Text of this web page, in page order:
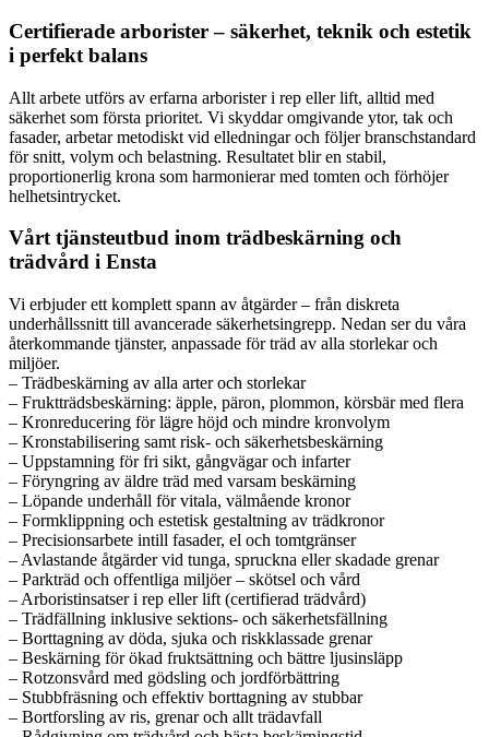
Certifierade arborister – säkerhet, teknik och estetik
i perfekt balans
Allt arbete utförs av erfarna arborister i rep eller lift, alltid med
säkerhet som första prioritet. Vi skyddar omgivande ytor, tak och
fasader, arbetar metodiskt vid elledningar och följer branschstandard
för snitt, volym och belastning. Resultatet blir en stabil,
proportionerlig krona som harmonierar med tomten och förhöjer
helhetsintrycket.
Vårt tjänsteutbud inom trädbeskärning och
trädvård i Ensta
Vi erbjuder ett komplett spann av åtgärder – från diskreta
underhållssnitt till avancerade säkerhetsingrepp. Nedan ser du våra
återkommande tjänster, anpassade för träd av alla storlekar och
miljöer.
– Trädbeskärning av alla arter och storlekar
– Fruktträdsbeskärning: äpple, päron, plommon, körsbär med flera
– Kronreducering för lägre höjd och mindre kronvolym
– Kronstabilisering samt risk- och säkerhetsbeskärning
– Uppstamning för fri sikt, gångvägar och infarter
– Föryngring av äldre träd med varsam beskärning
– Löpande underhåll för vitala, välmående kronor
– Formklippning och estetisk gestaltning av trädkronor
– Precisionsarbete intill fasader, el och tomtgränser
– Avlastande åtgärder vid tunga, spruckna eller skadade grenar
– Parkträd och offentliga miljöer – skötsel och vård
– Arboristinsatser i rep eller lift (certifierad trädvård)
– Trädfällning inklusive sektions- och säkerhetsfällning
– Borttagning av döda, sjuka och riskklassade grenar
– Beskärning för ökad fruktsättning och bättre ljusinsläpp
– Rotzonsvård med gödsling och jordförbättring
– Stubbfräsning och effektiv borttagning av stubbar
– Bortforsling av ris, grenar och allt trädavfall